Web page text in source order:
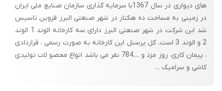
های دیواری در سال 1367با سرمایه گذاری سازمان صنایع ملی ایران
در زمینی به مساحت ده هکتار در شهر صنعتی البرز قزوین تاسیس
شد این شرکت در شهر صنعتی البرز دارای سه کارخانه الوند 1 الوند
2 و الوند 3 است. کل پرسنل این کارخانه به صورت رسمی ، قراردادی
، پیمان کاری، روز مزد و ....784 نفر می باشد انواع محصو لات تولیدی
کاشی و سرامیک ...